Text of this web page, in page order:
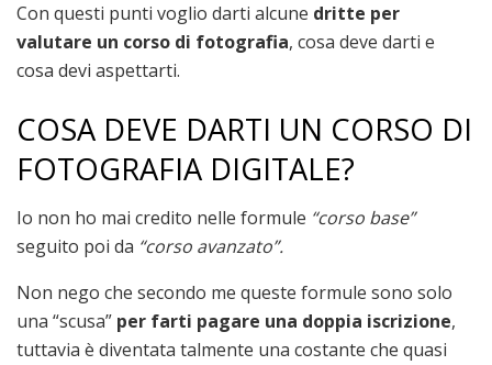
Con questi punti voglio darti alcune dritte per
valutare un corso di fotografia, cosa deve darti e
cosa devi aspettarti.
COSA DEVE DARTI UN CORSO DI
FOTOGRAFIA DIGITALE?
Io non ho mai credito nelle formule “corso base”
seguito poi da “corso avanzato”.
Non nego che secondo me queste formule sono solo
una “scusa” per farti pagare una doppia iscrizione,
tuttavia è diventata talmente una costante che quasi